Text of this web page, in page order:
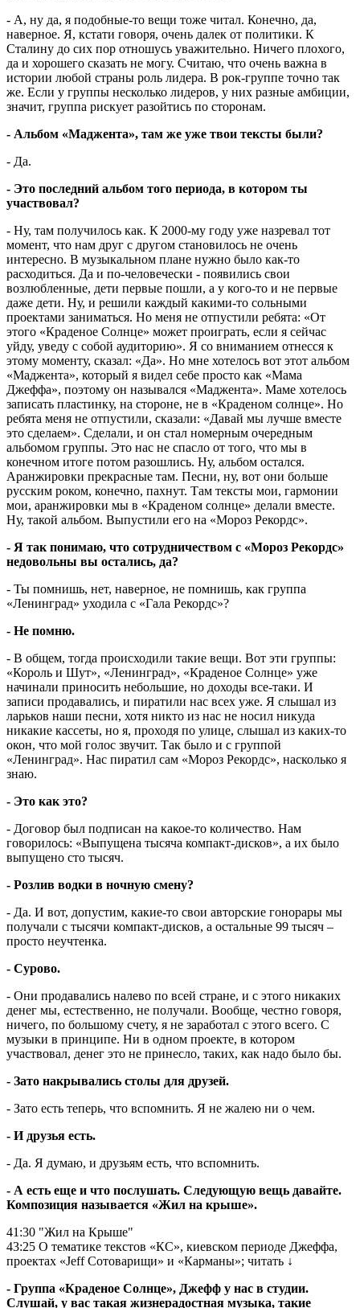
- А, ну да, я подобные-то вещи тоже читал. Конечно, да,
наверное. Я, кстати говоря, очень далек от политики. К
Сталину до сих пор отношусь уважительно. Ничего плохого,
да и хорошего сказать не могу. Считаю, что очень важна в
истории любой страны роль лидера. В рок-группе точно так
же. Если у группы несколько лидеров, у них разные амбиции,
значит, группа рискует разойтись по сторонам.
- Альбом «Маджента», там же уже твои тексты были?
- Да.
- Это последний альбом того периода, в котором ты
участвовал?
- Ну, там получилось как. К 2000-му году уже назревал тот
момент, что нам друг с другом становилось не очень
интересно. В музыкальном плане нужно было как-то
расходиться. Да и по-человечески - появились свои
возлюбленные, дети первые пошли, а у кого-то и не первые
даже дети. Ну, и решили каждый какими-то сольными
проектами заниматься. Но меня не отпустили ребята: «От
этого «Краденое Солнце» может проиграть, если я сейчас
уйду, уведу с собой аудиторию». Я со вниманием отнесся к
этому моменту, сказал: «Да». Но мне хотелось вот этот альбом
«Маджента», который я видел себе просто как «Мама
Джеффа», поэтому он назывался «Маджента». Маме хотелось
записать пластинку, на стороне, не в «Краденом солнце». Но
ребята меня не отпустили, сказали: «Давай мы лучше вместе
это сделаем». Сделали, и он стал номерным очередным
альбомом группы. Это нас не спасло от того, что мы в
конечном итоге потом разошлись. Ну, альбом остался.
Аранжировки прекрасные там. Песни, ну, вот они больше
русским роком, конечно, пахнут. Там тексты мои, гармонии
мои, аранжировки мы в «Краденом солнце» делали вместе.
Ну, такой альбом. Выпустили его на «Мороз Рекордс».
- Я так понимаю, что сотрудничеством с «Мороз Рекордс»
недовольны вы остались, да?
- Ты помнишь, нет, наверное, не помнишь, как группа
«Ленинград» уходила с «Гала Рекордс»?
- Не помню.
- В общем, тогда происходили такие вещи. Вот эти группы:
«Король и Шут», «Ленинград», «Краденое Солнце» уже
начинали приносить небольшие, но доходы все-таки. И
записи продавались, и пиратили нас всех уже. Я слышал из
ларьков наши песни, хотя никто из нас не носил никуда
никакие кассеты, но я, проходя по улице, слышал из каких-то
окон, что мой голос звучит. Так было и с группой
«Ленинград». Нас пиратил сам «Мороз Рекордс», насколько я
знаю.
- Это как это?
- Договор был подписан на какое-то количество. Нам
говорилось: «Выпущена тысяча компакт-дисков», а их было
выпущено сто тысяч.
- Розлив водки в ночную смену?
- Да. И вот, допустим, какие-то свои авторские гонорары мы
получали с тысячи компакт-дисков, а остальные 99 тысяч –
просто неучтенка.
- Сурово.
- Они продавались налево по всей стране, и с этого никаких
денег мы, естественно, не получали. Вообще, честно говоря,
ничего, по большому счету, я не заработал с этого всего. С
музыки в принципе. Ни в одном проекте, в котором
участвовал, денег это не принесло, таких, как надо было бы.
- Зато накрывались столы для друзей.
- Зато есть теперь, что вспомнить. Я не жалею ни о чем.
- И друзья есть.
- Да. Я думаю, и друзьям есть, что вспомнить.
- А есть еще и что послушать. Следующую вещь давайте.
Композиция называется «Жил на крыше».
41:30 "Жил на Крыше"
43:25 О тематике текстов «КС», киевском периоде Джеффа,
проектах «Jeff Сотоварищи» и «Карманы»; читать ↓
- Группа «Краденое Солнце», Джефф у нас в студии.
Слушай, у вас такая жизнерадостная музыка, такие